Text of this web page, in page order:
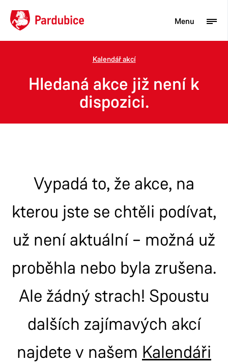
Turista
Aktuality
Kalendář akcí
Hledaná akce již není k
dispozici.
Vypadá to, že akce, na
kterou jste se chtěli podívat,
už není aktuální – možná už
proběhla nebo byla zrušena.
Ale žádný strach! Spoustu
dalších zajímavých akcí
najdete v našem Kalendáři
Menu